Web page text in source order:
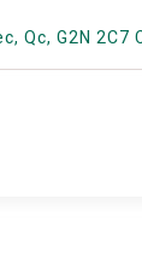
Qc, G2N 2C7